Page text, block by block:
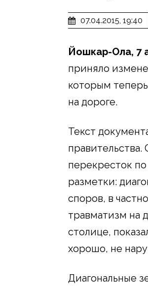
07.04.2015, 19:40
Йошкар-Ола, 7
приняло
которым
на дороге.
Текст
перекресток
разметки:
споров, в
травматизм на
столице,
хорошо, не
Диагональные